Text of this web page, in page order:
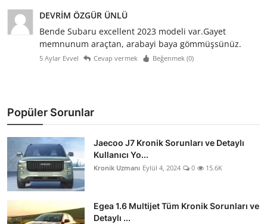
DEVRİM ÖZGÜR ÜNLÜ
Bende Subaru excellent 2023 modeli var.Gayet
memnunum araçtan, arabayi baya gömmüşsünüz.
5 Aylar Evvel Cevap vermek Beğenmek (0)
Popüler Sorunlar
Jaecoo J7 Kronik Sorunları ve Detaylı
Kullanıcı Yo...
Kronik Uzmanı Eylül 4, 2024 0 15.6K
Egea 1.6 Multijet Tüm Kronik Sorunları ve
Detaylı ...